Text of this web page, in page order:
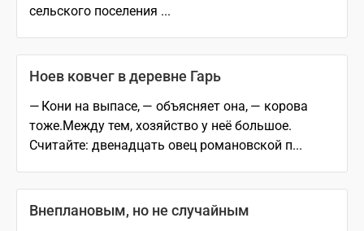
сельского поселения ...
Ноев ковчег в деревне Гарь
— Кони на выпасе, — объясняет она, — корова
тоже.Между тем, хозяйство у неё большое.
Считайте: двенадцать овец романовской п...
Внеплановым, но не случайным